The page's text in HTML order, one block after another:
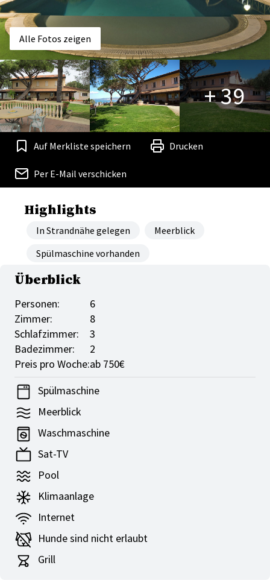
Alle Fotos zeigen
+ 39
Auf Merkliste speichern Drucken
Per E-Mail verschicken
Highlights
In Strandnähe gelegen
Meerblick
Spülmaschine vorhanden
Überblick
Personen:
6
Zimmer:
8
Schlafzimmer:
3
Badezimmer:
2
Preis pro Woche:ab 750€
Spülmaschine
Meerblick
Waschmaschine
Sat-TV
Pool
Klimaanlage
Internet
Hunde sind nicht erlaubt
Grill